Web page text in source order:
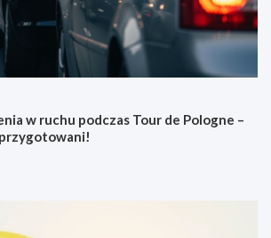
w ruchu podczas Tour de Pologne –